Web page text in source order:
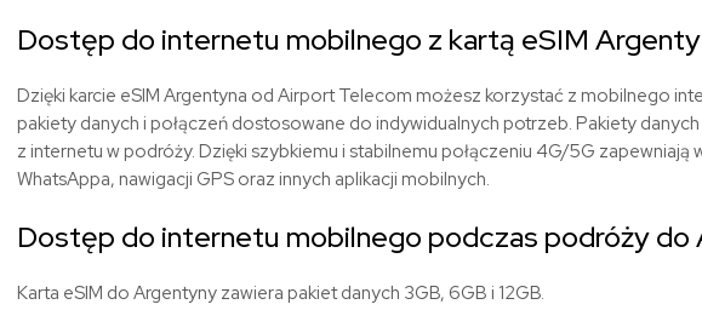
Dostęp do internetu mobilnego z kartą eSIM
Dzięki karcie eSIM Argentyna od Airport Telecom możesz korzystać z mobilnego
pakiety danych i połączeń dostosowane do indywidualnych potrzeb. Pakiety
z internetu w podróży. Dzięki szybkiemu i stabilnemu połączeniu 4G/5G
WhatsAppa, nawigacji GPS oraz innych aplikacji mobilnych.
Dostęp do internetu mobilnego podczas podróży do
Karta eSIM do Argentyny zawiera pakiet danych 3GB, 6GB i 12GB.